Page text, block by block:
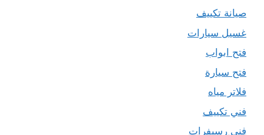
صيانة تكييف
غسيل سيارات
فتح ابواب
فتح سيارة
فلاتر مياه
فني تكييف
فني رسيفرات